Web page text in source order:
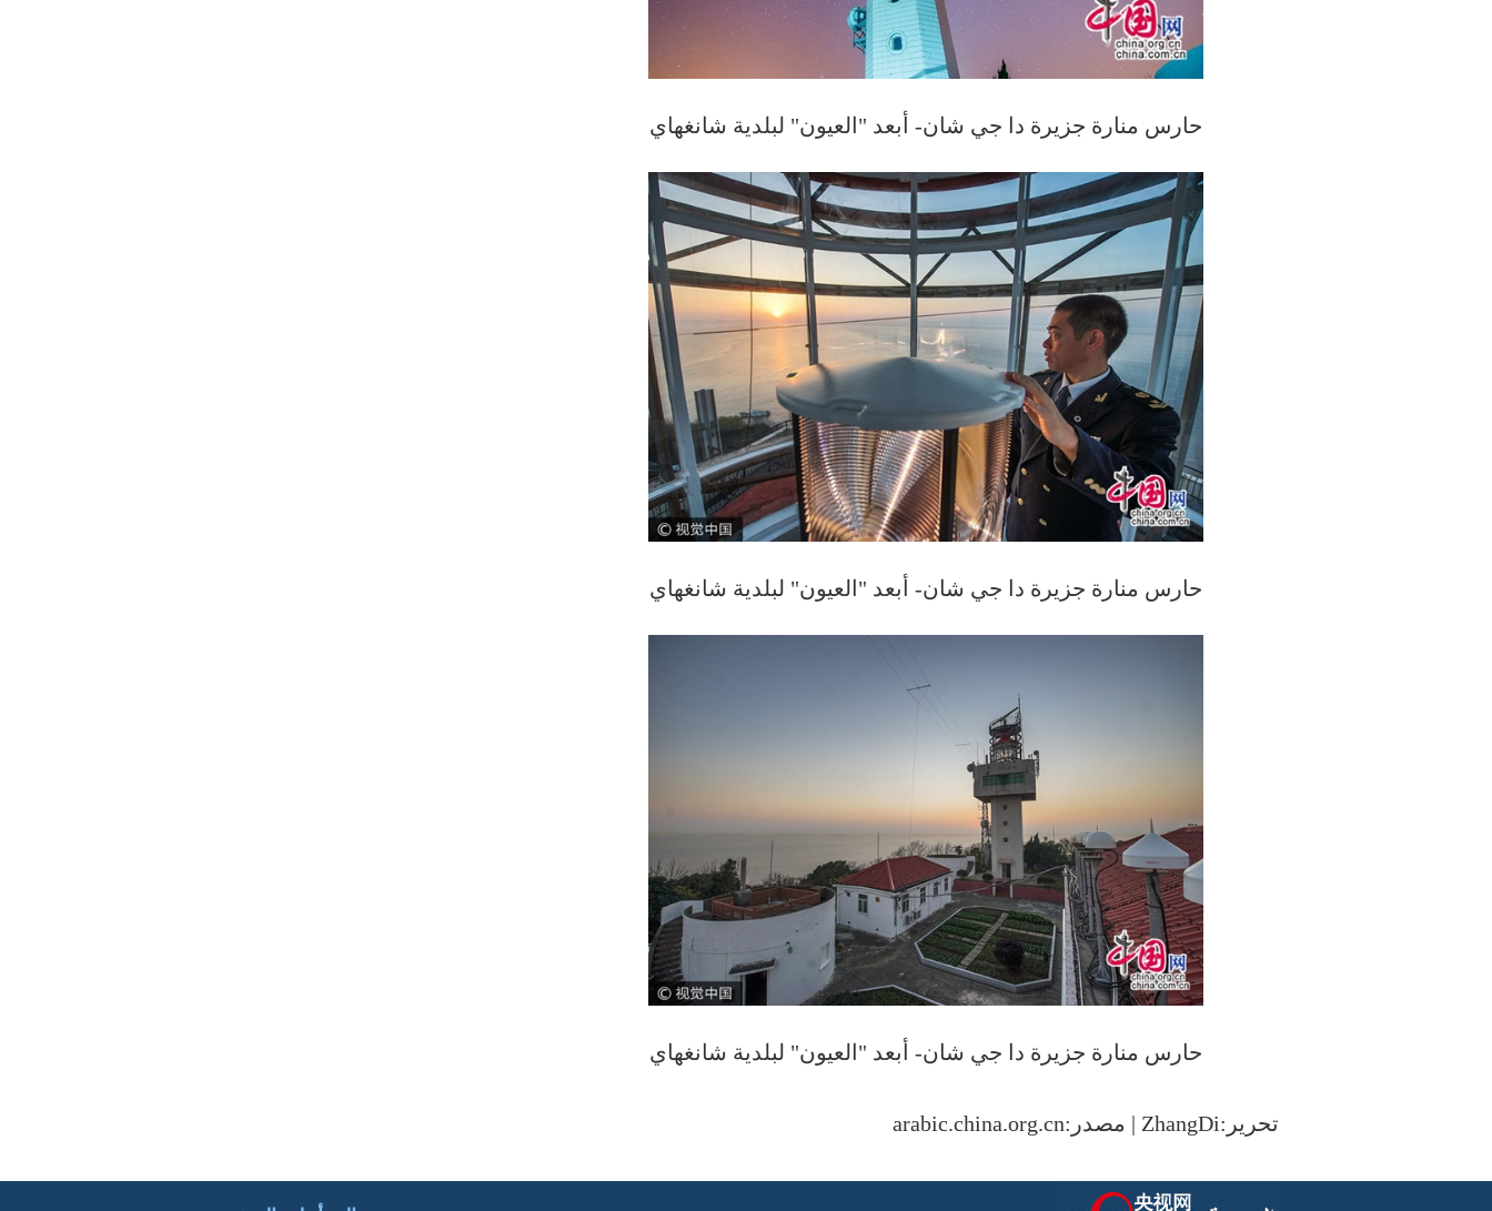
حارس منارة جزيرة دا جي شان- أبعد "العيون" لبلدية شانغهاي
حارس منارة جزيرة دا جي شان- أبعد "العيون" لبلدية شانغهاي
حارس منارة جزيرة دا جي شان- أبعد "العيون" لبلدية شانغهاي
تحرير:ZhangDi | مصدر:arabic.china.org.cn